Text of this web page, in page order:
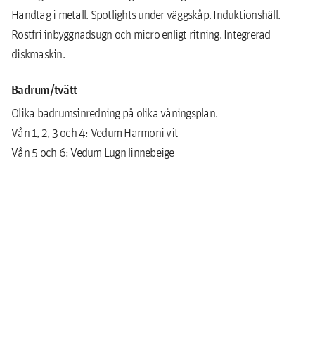
Handtag i metall. Spotlights under väggskåp. Induktionshäll.
Rostfri inbyggnadsugn och micro enligt ritning. Integrerad
diskmaskin.
Badrum/tvätt
Olika badrumsinredning på olika våningsplan.
Vån 1, 2, 3 och 4: Vedum Harmoni vit
Vån 5 och 6: Vedum Lugn linnebeige